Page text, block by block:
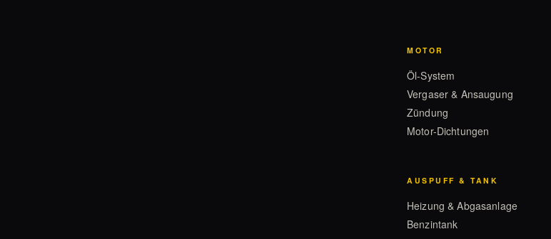
MOTOR
Öl-System
Vergaser & Ansaugung
Zündung
Motor-Dichtungen
AUSPUFF & TANK
Heizung & Abgasanlage
Benzintank